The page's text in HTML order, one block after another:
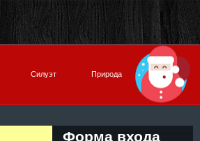
Силуэт Природа
Форма входа